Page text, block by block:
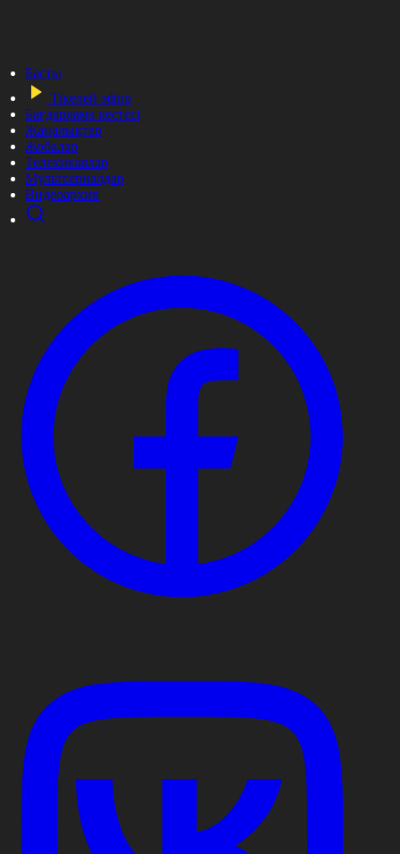
Басты
Тікелей эфир
Бағдарлама кестесі
Жаңалықтар
Жобалар
Телехикаялар
Мультсериалдар
Видеоархив